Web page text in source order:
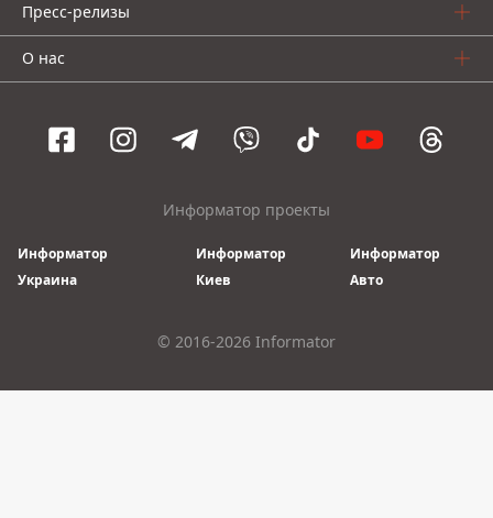
Пресс-релизы
О нас
Информатор проекты
Информатор
Украина
Информатор
Киев
Информатор
Авто
© 2016-2026 Informator